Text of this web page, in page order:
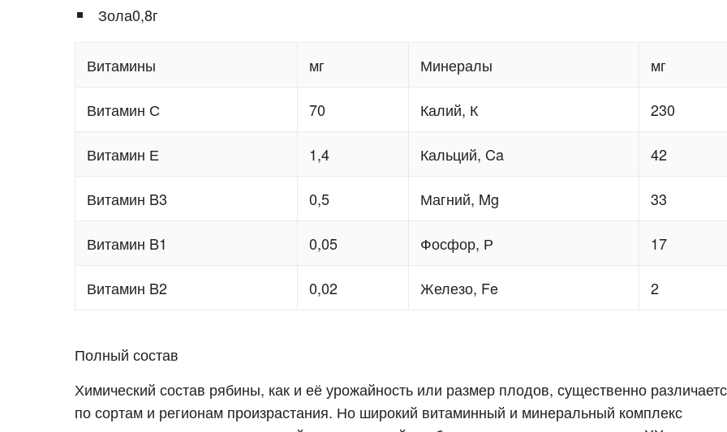
Зола0,8г
Витамины мг Минералы мг
Витамин С 70 Калий, К 230
Витамин Е 1,4 Кальций, Ca 42
Витамин B3 0,5 Магний, Mg 33
Витамин B1 0,05 Фосфор, Р 17
Витамин B2 0,02 Железо, Fe 2
Полный состав
Химический состав рябины, как и её урожайность или размер плодов, существенно
по сортам и регионам произрастания. Но широкий витаминный и минеральный комплекс